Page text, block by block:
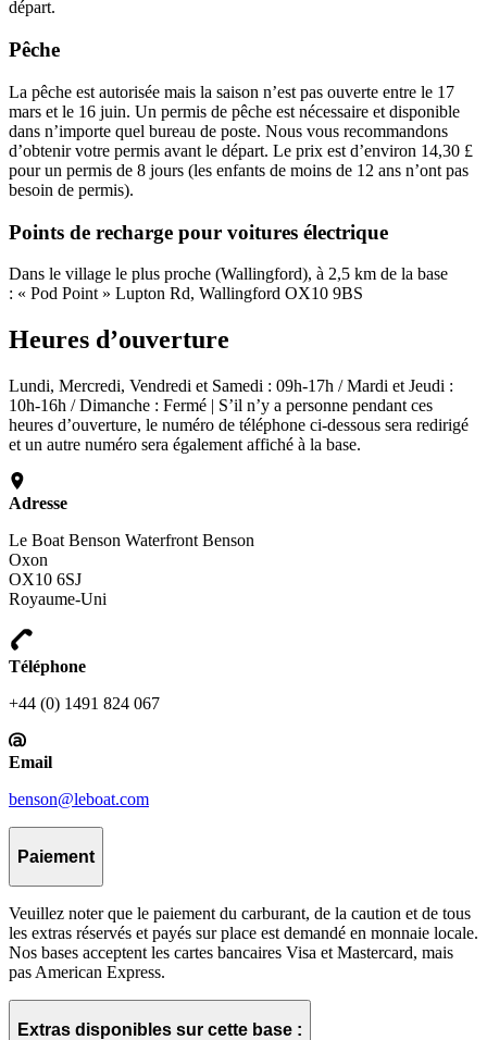
départ.
Pêche
La pêche est autorisée mais la saison n’est pas ouverte entre le 17
mars et le 16 juin. Un permis de pêche est nécessaire et disponible
dans n’importe quel bureau de poste. Nous vous recommandons
d’obtenir votre permis avant le départ. Le prix est d’environ 14,30 £
pour un permis de 8 jours (les enfants de moins de 12 ans n’ont pas
besoin de permis).
Points de recharge pour voitures électrique
Dans le village le plus proche (Wallingford), à 2,5 km de la base
: « Pod Point » Lupton Rd, Wallingford OX10 9BS
Heures d’ouverture
Lundi, Mercredi, Vendredi et Samedi : 09h-17h / Mardi et Jeudi :
10h-16h / Dimanche : Fermé | S’il n’y a personne pendant ces
heures d’ouverture, le numéro de téléphone ci-dessous sera redirigé
et un autre numéro sera également affiché à la base.
Adresse
Le Boat Benson Waterfront Benson
Oxon
OX10 6SJ
Royaume-Uni
Téléphone
+44 (0) 1491 824 067
Email
benson@leboat.com
Paiement
Veuillez noter que le paiement du carburant, de la caution et de tous
les extras réservés et payés sur place est demandé en monnaie locale.
Nos bases acceptent les cartes bancaires Visa et Mastercard, mais
pas American Express.
Extras disponibles sur cette base :